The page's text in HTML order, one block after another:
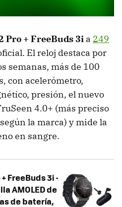
Pro + FreeBuds 3i a 249
El reloj destaca por
semanas, más de 100
con acelerómetro,
presión, el nuevo
4.0+ (más preciso
la marca) y mide la
en sangre.
FreeBuds 3i -
AMOLED de
de batería,